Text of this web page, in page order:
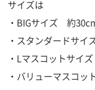
サイズは
・BIGサイズ 約
・スタンダードサ
・Lマスコットサイ
・バリューマスコ